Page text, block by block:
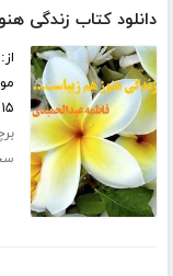
دانلود کتاب زندگی
۱۵ صفحه